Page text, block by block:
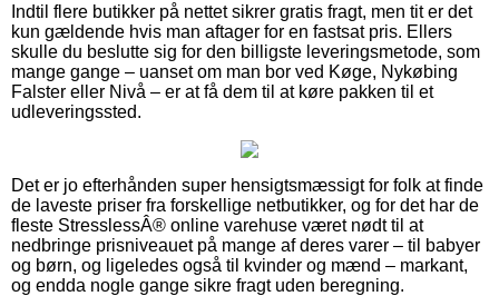
Indtil flere butikker på nettet sikrer gratis fragt, men tit er det
kun gældende hvis man aftager for en fastsat pris. Ellers
skulle du beslutte sig for den billigste leveringsmetode, som
mange gange – uanset om man bor ved Køge, Nykøbing
Falster eller Nivå – er at få dem til at køre pakken til et
udleveringssted.
Det er jo efterhånden super hensigtsmæssigt for folk at finde
de laveste priser fra forskellige netbutikker, og for det har de
fleste StresslessÂ® online varehuse været nødt til at
nedbringe prisniveauet på mange af deres varer – til babyer
og børn, og ligeledes også til kvinder og mænd – markant,
og endda nogle gange sikre fragt uden beregning.